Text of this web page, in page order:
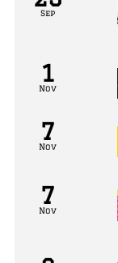
Sep
1
Nov
7
Nov
7
Nov